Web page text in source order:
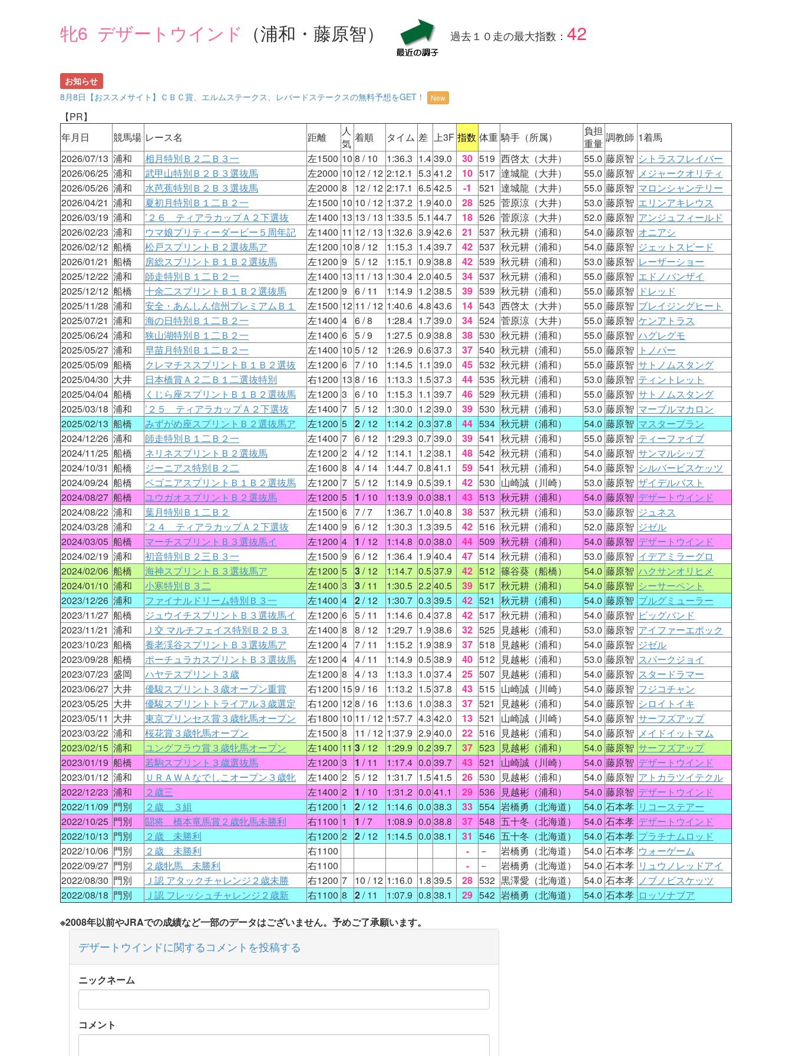
牝6 デザートウインド （浦和・藤原智） 過去１０走の最大指数： 42
お知らせ
8月8日【おススメサイト】ＣＢＣ賞、エルムステークス、レパードステークスの無料予想をGET！
New
【PR】
年月日
競馬場 レース名 距離
人
気 着順 タイム 差 上3F 指数 体重 騎手（所属）
負担
重量 調教師 1着馬
2026/07/13 浦和 相月特別Ｂ２二Ｂ３一 左1500 10 8 / 10 1:36.3 1.439.0 30 519 西啓太（大井） 55.0 藤原智 シトラスフレイバー
2026/06/25 浦和 武甲山特別Ｂ２Ｂ３選抜馬 左2000 10 12/ 12 2:12.1 5.3 41.2 10 517 達城龍（大井） 55.0 藤原智 メジャークオリティ
2026/05/26 浦和 水芭蕉特別Ｂ２Ｂ３選抜馬 左2000 8 12/ 12 2:17.1 6.542.5 -1 521 達城龍（大井） 55.0 藤原智 マロンシャンテリー
2026/04/21 浦和 夏初月特別Ｂ１二Ｂ２一 左1500 10 10 / 12 1:37.2 1.9 40.0 28 525 菅原涼（大井） 53.0 藤原智 エリンアキレウス
2026/03/19 浦和 ’２６ ティアラカップＡ２下選抜 左1400 13 13 / 13 1:33.5 5.1 44.7 18 526 菅原涼（大井） 52.0 藤原智 アンジュフィールド
2026/02/23 浦和 ウマ娘プリティーダービー５周年記 左1400 11 12/ 13 1:32.6 3.9 42.6 21 537 秋元耕（浦和） 54.0 藤原智 オニアシ
2026/02/12 船橋 松戸スプリントＢ２選抜馬ア 左1200 10 8 / 12 1:15.3 1.439.7 42 537 秋元耕（浦和） 54.0 藤原智 ジェットスピード
2026/01/21 船橋 房総スプリントＢ１Ｂ２選抜馬 左1200 9 5/ 12 1:15.1 0.9 38.8 42 539 秋元耕（浦和） 53.0 藤原智 レーザーショー
2025/12/22 浦和 師走特別Ｂ１二Ｂ２一 左1400 13 11 / 13 1:30.4 2.0 40.5 34 537 秋元耕（浦和） 55.0 藤原智 エドノバンザイ
2025/12/12 船橋 十余二スプリントＢ１Ｂ２選抜馬 左1200 9 6/ 11 1:14.9 1.238.5 39 539 秋元耕（浦和） 55.0 藤原智 ドレッド
2025/11/28 浦和 安全・あんしん信州プレミアムＢ１ 左1500 12 11 / 12 1:40.6 4.8 43.6 14 543 西啓太（大井） 55.0 藤原智 ブレイジングヒート
2025/07/21 浦和 海の日特別Ｂ１二Ｂ２一 左1400 4 6/ 8 1:28.4 1.739.0 34 524 菅原涼（大井） 55.0 藤原智 ケンアトラス
2025/06/24 浦和 狭山湖特別Ｂ１二Ｂ２一 左1400 6 5/ 9 1:27.5 0.9 38.8 38 530 秋元耕（浦和） 55.0 藤原智 ハグレグモ
2025/05/27 浦和 早苗月特別Ｂ１二Ｂ２一 左1400 10 5/ 12 1:26.9 0.637.3 37 540 秋元耕（浦和） 55.0 藤原智
トノパー
2025/05/09 船橋 クレマチススプリントＢ１Ｂ２選抜 左1200 6 7/ 10 1:14.5 1.1 39.0 45 532 秋元耕（浦和） 55.0 藤原智 サトノムスタング
2025/04/30 大井 日本橋賞Ａ２二Ｂ１二選抜特別 右1200 13 8 / 16 1:13.3 1.537.3 44 535 秋元耕（浦和） 53.0 藤原智 ティントレット
2025/04/04 船橋 くじら座スプリントＢ１Ｂ２選抜馬 左1200 3 6/ 10 1:15.3 1.1 39.7 46 529 秋元耕（浦和） 55.0 藤原智 サトノムスタング
2025/03/18 浦和 ’２５ ティアラカップＡ２下選抜 左1400 7 5/ 12 1:30.0 1.239.0 39 530 秋元耕（浦和） 53.0 藤原智 マーブルマカロン
2025/02/13 船橋 みずがめ座スプリントＢ２選抜馬ア 左1200 5 2/ 12 1:14.2 0.3 37.8 44 534 秋元耕（浦和） 54.0 藤原智 マスタープラン
2024/12/26 浦和 師走特別Ｂ１二Ｂ２一 左1400 7 6/ 12 1:29.3 0.739.0 39 541 秋元耕（浦和） 55.0 藤原智 ティーファイブ
2024/11/25 船橋 ネリネスプリントＢ２選抜馬 左1200 2 4/ 12 1:14.1 1.238.1 48 542 秋元耕（浦和） 54.0 藤原智 サンマルシップ
2024/10/31 船橋 ジーニアス特別Ｂ２二 左1600 8 4/ 14 1:44.7 0.8 41.1 59 541 秋元耕（浦和） 54.0 藤原智 シルバービスケッツ
2024/09/24 船橋 ベゴニアスプリントＢ１Ｂ２選抜馬 左1200 7 5/ 12 1:14.9 0.539.1 42 530 山崎誠（川崎） 53.0 藤原智 ザイデルバスト
2024/08/27 船橋 ユウガオスプリントＢ２選抜馬 左1200 5 1 / 10 1:13.9 0.0 38.1 43 513 秋元耕（浦和） 54.0 藤原智 デザートウインド
2024/08/22 浦和 葉月特別Ｂ１二Ｂ２ 左1500 6 7/ 7 1:36.7 1.0 40.8 38 537 秋元耕（浦和） 53.0 藤原智 ジュネス
2024/03/28 浦和 ’２４ ティアラカップＡ２下選抜 左1400 9 6/ 12 1:30.3 1.3 39.5 42 516 秋元耕（浦和） 52.0 藤原智 ジゼル
2024/03/05 船橋 マーチスプリントＢ３選抜馬イ 左1200 4 1 / 12 1:14.8 0.0 38.0 44 509 秋元耕（浦和） 54.0 藤原智 デザートウインド
2024/02/19 浦和 初音特別Ｂ２三Ｂ３一 左1500 9 6/ 12 1:36.4 1.9 40.4 47 514 秋元耕（浦和） 53.0 藤原智 イデアミラーグロ
2024/02/06 船橋 海神スプリントＢ３選抜馬ア 左1200 5 3/ 12 1:14.7 0.537.9 42 512 篠谷葵（船橋） 54.0 藤原智 ハクサンオリヒメ
2024/01/10 浦和 小寒特別Ｂ３二 左1400 3 3/ 11 1:30.5 2.240.5 39 517 秋元耕（浦和） 54.0 藤原智 シーサーペント
2023/12/26 浦和 ファイナルドリーム特別Ｂ３一 左1400 4 2/ 12 1:30.7 0.3 39.5 42 521 秋元耕（浦和） 54.0 藤原智 ブルグミューラー
2023/11/27 船橋 ジュウイチスプリントＢ３選抜馬イ 左1200 6 5/ 11 1:14.6 0.437.8 42 517 秋元耕（浦和） 54.0 藤原智 ビッグバンド
2023/11/21 浦和 Ｊ交 マルチフェイス特別Ｂ２Ｂ３ 左1400 8 8 / 12 1:29.7 1.9 38.6 32 525 見越彬（浦和） 53.0 藤原智 アイファーエポック
2023/10/23 船橋 養老渓谷スプリントＢ３選抜馬ア 左1200 4 7/ 11 1:15.2 1.9 38.9 37 518 見越彬（浦和） 54.0 藤原智 ジゼル
2023/09/28 船橋 ポーチュラカスプリントＢ３選抜馬 左1200 4 4/ 11 1:14.9 0.538.9 40 512 見越彬（浦和） 53.0 藤原智 スパークジョイ
2023/07/23 盛岡 ハヤテスプリント３歳 左1200 8 4/ 13 1:13.3 1.0 37.4 25 507 見越彬（浦和） 54.0 藤原智 スタードラマー
2023/06/27 大井 優駿スプリント３歳オープン重賞 右1200 159 / 16 1:13.2 1.537.8 43 515 山崎誠（川崎） 54.0 藤原智 フジコチャン
2023/05/25 大井 優駿スプリントトライアル３歳選定 右1200 128 / 16 1:13.6 1.0 38.3 37 521 見越彬（浦和） 54.0 藤原智 シロイトイキ
2023/05/11 大井 東京プリンセス賞３歳牝馬オープン 右1800 10 11 / 12 1:57.7 4.3 42.0 13 521 山崎誠（川崎） 54.0 藤原智 サーフズアップ
2023/03/22 浦和 桜花賞３歳牝馬オープン 左1500 8 11 / 12 1:37.9 2.9 40.0 22 516 見越彬（浦和） 54.0 藤原智 メイドイットマム
2023/02/15 浦和 ユングフラウ賞３歳牝馬オープン 左1400 11 3/ 12 1:29.9 0.239.7 37 523 見越彬（浦和） 54.0 藤原智 サーフズアップ
2023/01/19 船橋 若駒スプリント３歳選抜馬 左1200 3 1 / 11 1:17.4 0.0 39.7 43 521 山崎誠（川崎） 54.0 藤原智 デザートウインド
2023/01/12 浦和 ＵＲＡＷＡなでしこオープン３歳牝 左1400 2 5/ 12 1:31.7 1.541.5 26 530 見越彬（浦和） 54.0 藤原智 アトカラツイテクル
2022/12/23 浦和 ２歳三 左1400 2 1 / 10 1:31.2 0.0 41.1 29 536 見越彬（浦和） 54.0 藤原智 デザートウインド
2022/11/09 門別 ２歳 ３組 右1200 1 2/ 12 1:14.6 0.0 38.3 33 554 岩橋勇（北海道） 54.0 石本孝 リコーステアー
2022/10/25 門別 闘将 橋本竜馬賞２歳牝馬未勝利 右1100 1 1 / 7 1:08.9 0.0 38.8 37 548 五十冬（北海道） 54.0 石本孝 デザートウインド
2022/10/13 門別 ２歳 未勝利 右1200 2 2/ 12 1:14.5 0.0 38.1 31 546 五十冬（北海道） 54.0 石本孝 プラチナムロッド
2022/10/06 門別 ２歳 未勝利 右1100 - － 岩橋勇（北海道） 54.0 石本孝 ウォーゲーム
2022/09/27 門別 ２歳牝馬 未勝利 右1100 - － 岩橋勇（北海道） 54.0 石本孝 リュウノレッドアイ
2022/08/30 門別 Ｊ認 アタックチャレンジ２歳未勝 右1200 7 10 / 12 1:16.0 1.8 39.5 28 532 黒澤愛（北海道） 54.0 石本孝 ノブノビスケッツ
2022/08/18 門別 Ｊ認 フレッシュチャレンジ２歳新 右1100 8 2/ 11 1:07.9 0.8 38.1 29 542 岩橋勇（北海道） 54.0 石本孝 ロッソナブア
※2008年以前やJRAでの成績など一部のデータはございません。予めご了承願います。
デザートウインドに関するコメントを投稿する
ニックネーム
コメント